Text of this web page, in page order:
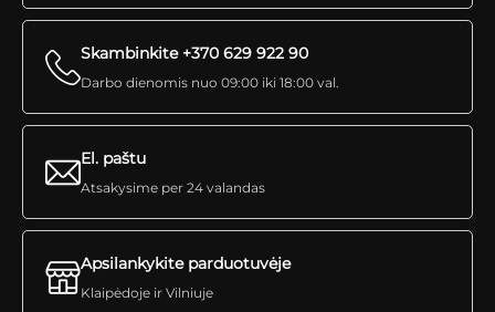
Skambinkite +370 629 922 90
Darbo dienomis nuo 09:00 iki 18:00 val.
El. paštu
Atsakysime per 24 valandas
Apsilankykite parduotuvėje
Klaipėdoje ir Vilniuje